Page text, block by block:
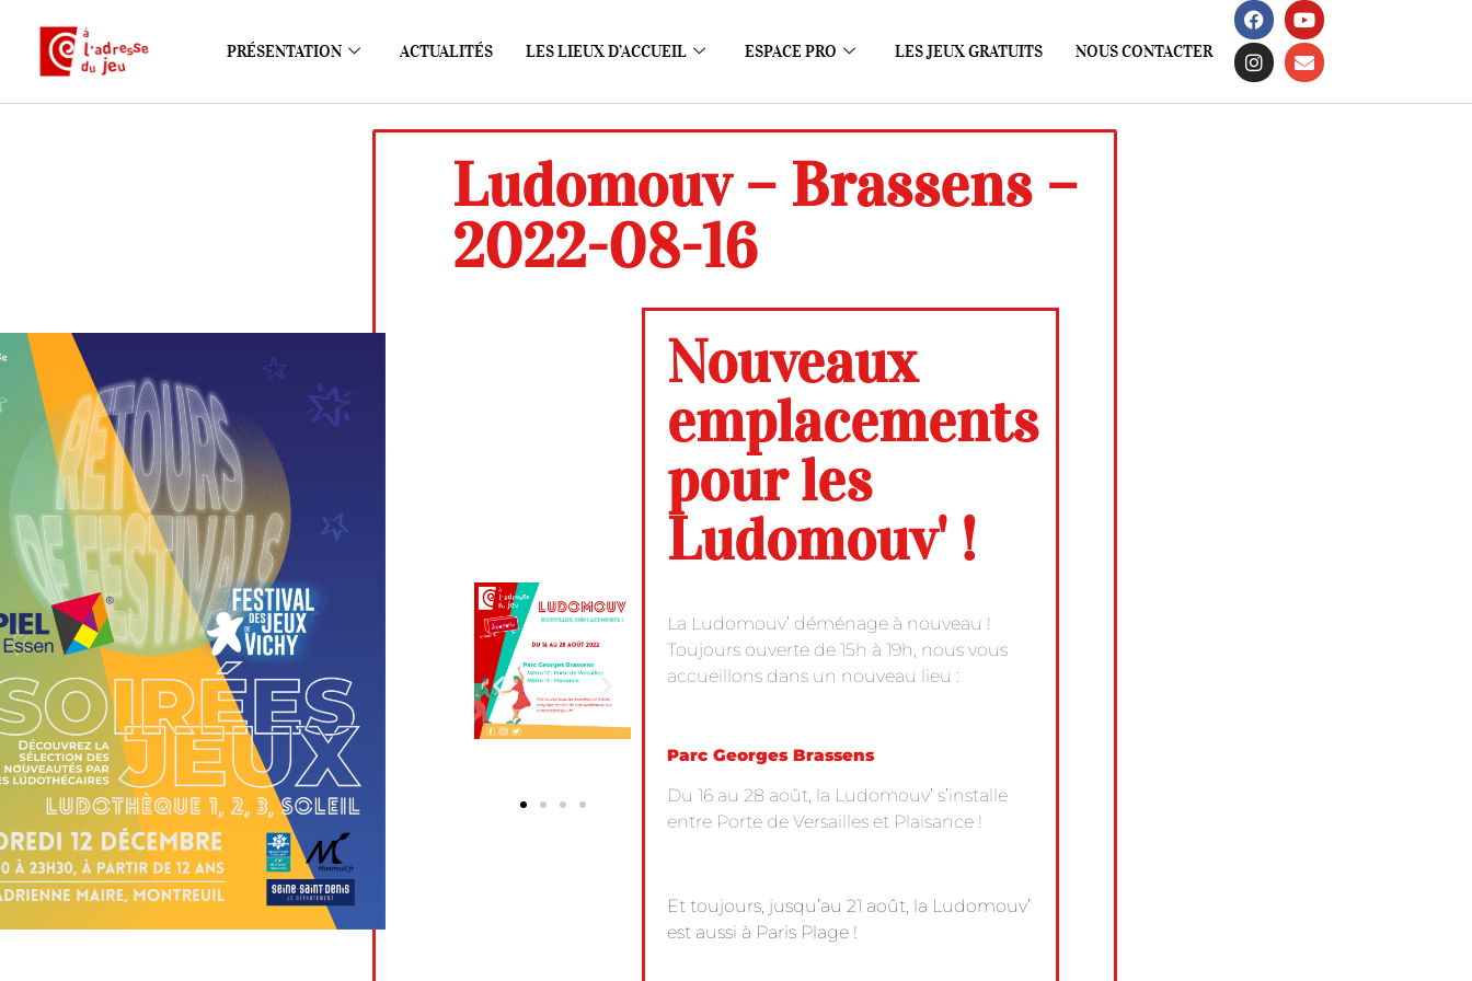
PRÉSENTATION ACTUALITÉS LES LIEUX D’ACCUEIL ESPACE PRO LES JEUX GRATUITS NOUS CONTACTER
Ludomouv – Brassens –
2022-08-16
Nouveaux
emplacements
pour les
Ludomouv' !
La Ludomouv’ déménage à nouveau !
Toujours ouverte de 15h à 19h, nous vous
accueillons dans un nouveau lieu :
Parc Georges Brassens
Du 16 au 28 août, la Ludomouv’ s’installe
entre Porte de Versailles et Plaisance !
Et toujours, jusqu’au 21 août, la Ludomouv’
est aussi à Paris Plage !